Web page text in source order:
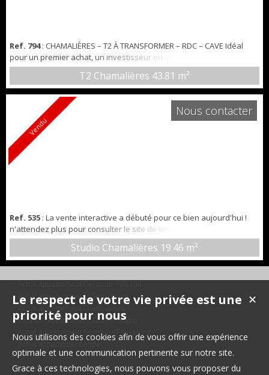
Ref. 794: CHAMALIÈRES – T2 À TRANSFORMER – RDC – CAVE Idéal
pour un premier achat, un investisseur ou une profession libérale,
découvrez ce T2 situé en rez-de-chaussée d’une résidence calme
et parfaitement entretenue, en plein cœur de Chamalières.
Actuellement aménagé en cabinet médical (sans cuisine ni salle
d’eau), ce bien offre un fort potentiel de transformation en
habitation. Composition : E...
T2 Chamalières 43.81 m²
Vendu
Ref. 535 : La vente interactive a débuté pour ce bien aujourd'hui !
n'attendez plus pour consulter le site de vente interactive SQARIMO
=> Studio idéalement situé sur la commune de Chamalières. Dans
un quartier prisé et calme, il offre de nombreux atouts pour un
premier achat ou un investissement locatif. L'appartement se
Studio Chamalières 19.46 m²
Nous contacter
Achat appartement Châtel-Guyon
Achat appartement Chamalières
Location appartement Châtel-Guyon
Achat appartement Cournon-d'Auvergne
Appartement à louer CLERMONT FD
✕
Le respect de votre vie privée est une
priorité pour nous
Nous utilisons des cookies afin de vous offrir une expérience
optimale et une communication pertinente sur notre site.
Grace à ces technologies, nous pouvons vous proposer du